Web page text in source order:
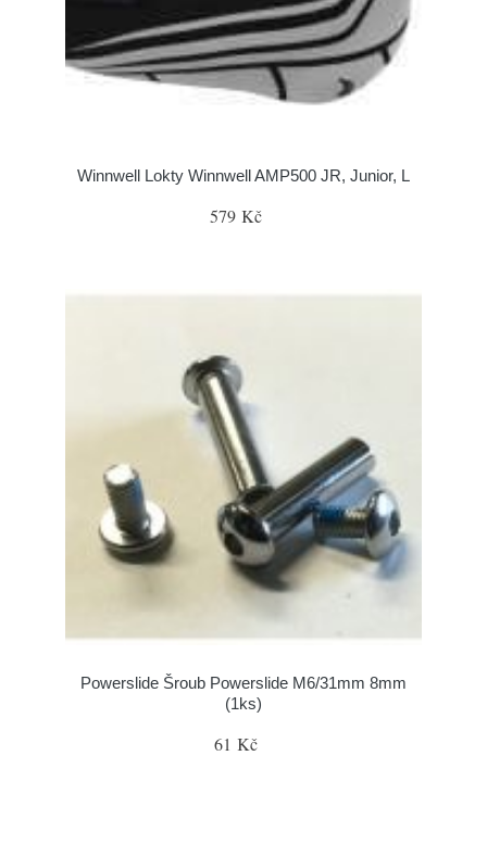
Winnwell Lokty Winnwell AMP500 JR, Junior, L
579 Kč
Powerslide Šroub Powerslide M6/31mm 8mm
(1ks)
61 Kč